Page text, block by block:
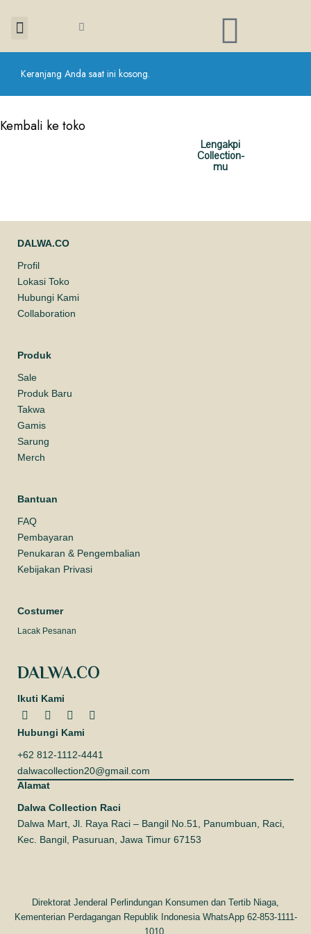
Keranjang Anda saat ini kosong.
Kembali ke toko
Lengakpi
Collection-
mu
DALWA.CO
Profil
Lokasi Toko
Hubungi Kami
Collaboration
Produk
Sale
Produk Baru
Takwa
Gamis
Sarung
Merch
Bantuan
FAQ
Pembayaran
Penukaran & Pengembalian
Kebijakan Privasi
Costumer
Lacak Pesanan
DALWA.CO
Ikuti Kami
Hubungi Kami
+62 812-1112-4441
dalwacollection20@gmail.com
Alamat
Dalwa Collection Raci
Dalwa Mart, Jl. Raya Raci – Bangil No.51, Panumbuan, Raci,
Kec. Bangil, Pasuruan, Jawa Timur 67153
Direktorat Jenderal Perlindungan Konsumen dan Tertib Niaga,
Kementerian Perdagangan Republik Indonesia WhatsApp 62-853-1111-
1010.